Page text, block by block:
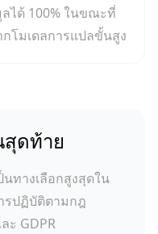
ได้ 100% ในขณะที่
โมเดลการแปลขั้นสูง
ดท้าย
ทางเลือกสูงสุดใน
รปฏิบัติตามกฎ
ะ GDPR